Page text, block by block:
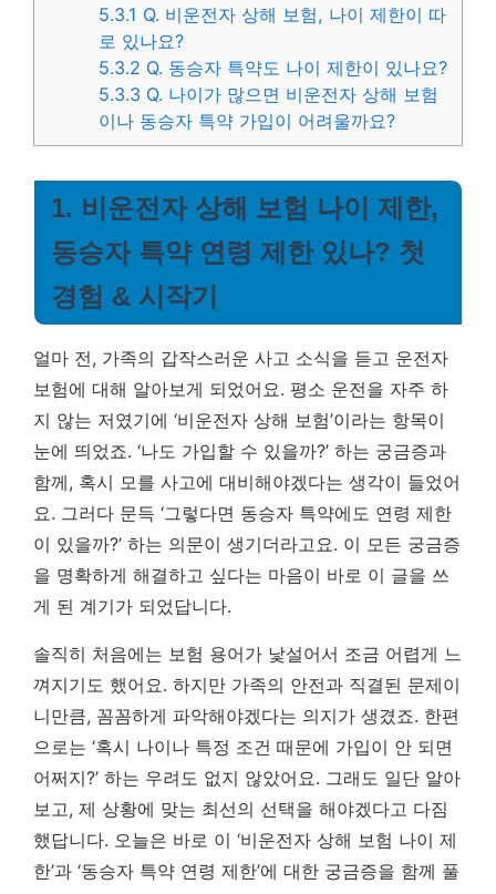
5.3.1 Q. 비운전자 상해 보험, 나이 제한이 따
로 있나요?
5.3.2 Q. 동승자 특약도 나이 제한이 있나요?
5.3.3 Q. 나이가 많으면 비운전자 상해 보험
이나 동승자 특약 가입이 어려울까요?
1. 비운전자 상해 보험 나이 제한,
동승자 특약 연령 제한 있나? 첫
경험 & 시작기
얼마 전, 가족의 갑작스러운 사고 소식을 듣고 운전자
보험에 대해 알아보게 되었어요. 평소 운전을 자주 하
지 않는 저였기에 ‘비운전자 상해 보험’이라는 항목이
눈에 띄었죠. ‘나도 가입할 수 있을까?’ 하는 궁금증과
함께, 혹시 모를 사고에 대비해야겠다는 생각이 들었어
요. 그러다 문득 ‘그렇다면 동승자 특약에도 연령 제한
이 있을까?’ 하는 의문이 생기더라고요. 이 모든 궁금증
을 명확하게 해결하고 싶다는 마음이 바로 이 글을 쓰
게 된 계기가 되었답니다.
솔직히 처음에는 보험 용어가 낯설어서 조금 어렵게 느
껴지기도 했어요. 하지만 가족의 안전과 직결된 문제이
니만큼, 꼼꼼하게 파악해야겠다는 의지가 생겼죠. 한편
으로는 ‘혹시 나이나 특정 조건 때문에 가입이 안 되면
어쩌지?’ 하는 우려도 없지 않았어요. 그래도 일단 알아
보고, 제 상황에 맞는 최선의 선택을 해야겠다고 다짐
했답니다. 오늘은 바로 이 ‘비운전자 상해 보험 나이 제
한’과 ‘동승자 특약 연령 제한’에 대한 궁금증을 함께 풀